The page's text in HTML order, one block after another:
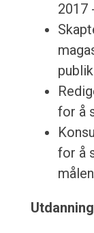
2017
for å
for å
Utdanning